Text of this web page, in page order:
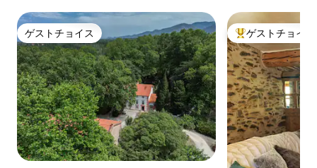
ゲストチョイス
ゲストチョイス 大好評のゲスト
ゲストチョイス